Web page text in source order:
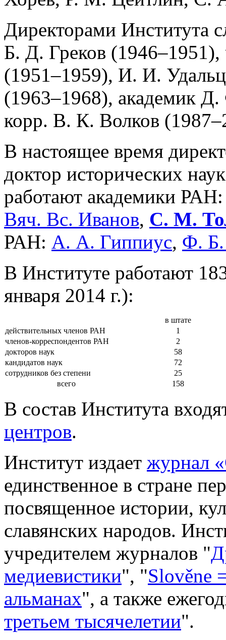
Директорами Института
Б. Д. Греков
(1951–1959), И. И.
(1963–1968), академик
корр. В. К. Волков
В настоящее время
доктор исторических
работают академики
Вяч. Вс. Иванов, С. М.
РАН: А. А. Гиппиус, Ф. Б.
В Институте работают
января 2014 г.):
в штате
действительных членов РАН
1
членов-корреспондентов РАН
2
докторов наук
58
кандидатов наук
72
сотрудников без степени
25
всего
158
В состав Института
центров.
Институт издает журнал
единственное в стране
посвященное истории,
славянских народов.
учредителем журналов "
медиевистики", "Slověne
альманах", а также
третьем тысячелетии".